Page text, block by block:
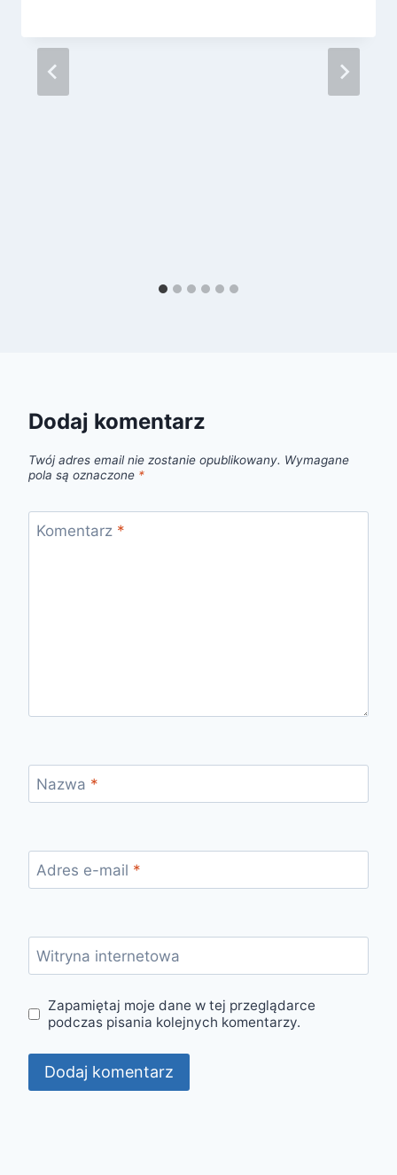
Dodaj komentarz
Twój adres email nie zostanie opublikowany. Wymagane
pola są oznaczone *
Komentarz *
Nazwa *
Adres e-mail *
Witryna internetowa
Zapamiętaj moje dane w tej przeglądarce
podczas pisania kolejnych komentarzy.